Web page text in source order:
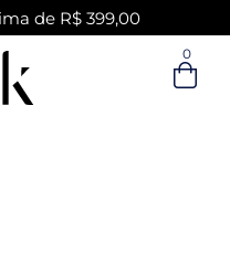
cpf/cnpj
de R$ 399,00
0